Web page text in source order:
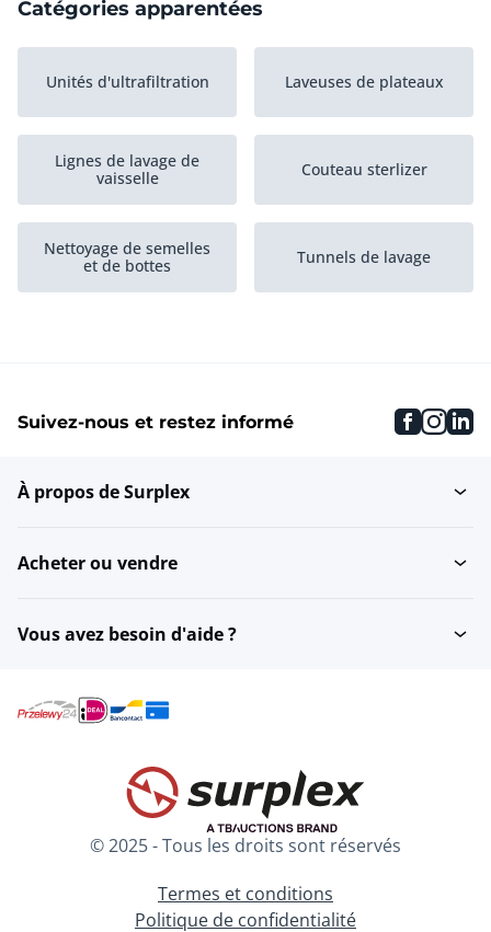
Catégories apparentées
Unités d'ultrafiltration Laveuses de plateaux
Lignes de lavage de
vaisselle
Couteau sterlizer
Nettoyage de semelles
et de bottes
Tunnels de lavage
Laveuses de casiers Tueur de mouches
Suivez-nous et restez informé
À propos de Surplex
Acheter ou vendre
Vous avez besoin d'aide ?
© 2025 - Tous les droits sont réservés
Termes et conditions
Politique de confidentialité